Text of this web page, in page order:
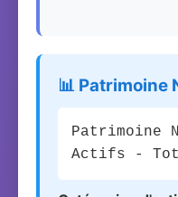
📊 Patrimoine
Patrimoine
Actifs -